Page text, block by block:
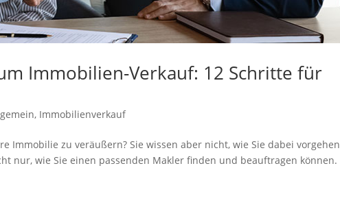
Immobilien-Verkauf: 12 Schritte für
, Immobilienverkauf
Immobilie zu veräußern? Sie wissen aber nicht, wie Sie dabei vorgehen
nur, wie Sie einen passenden Makler finden und beauftragen können.